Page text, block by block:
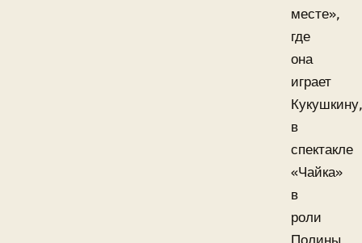
месте»,
где
она
играет
Кукушкину,
в
спектакле
«Чайка»
в
роли
Полины